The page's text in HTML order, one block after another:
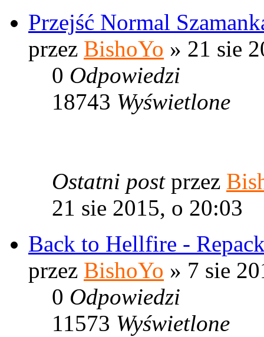
Przejść Normal
przez BishoYo » 21 sie
0 Odpowiedzi
18743 Wyświetlone
Ostatni post przez
21 sie 2015, o 20:03
Back to Hellfire -
przez BishoYo » 7 sie
0 Odpowiedzi
11573 Wyświetlone